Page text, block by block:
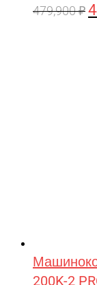
479,900₽
200K-2